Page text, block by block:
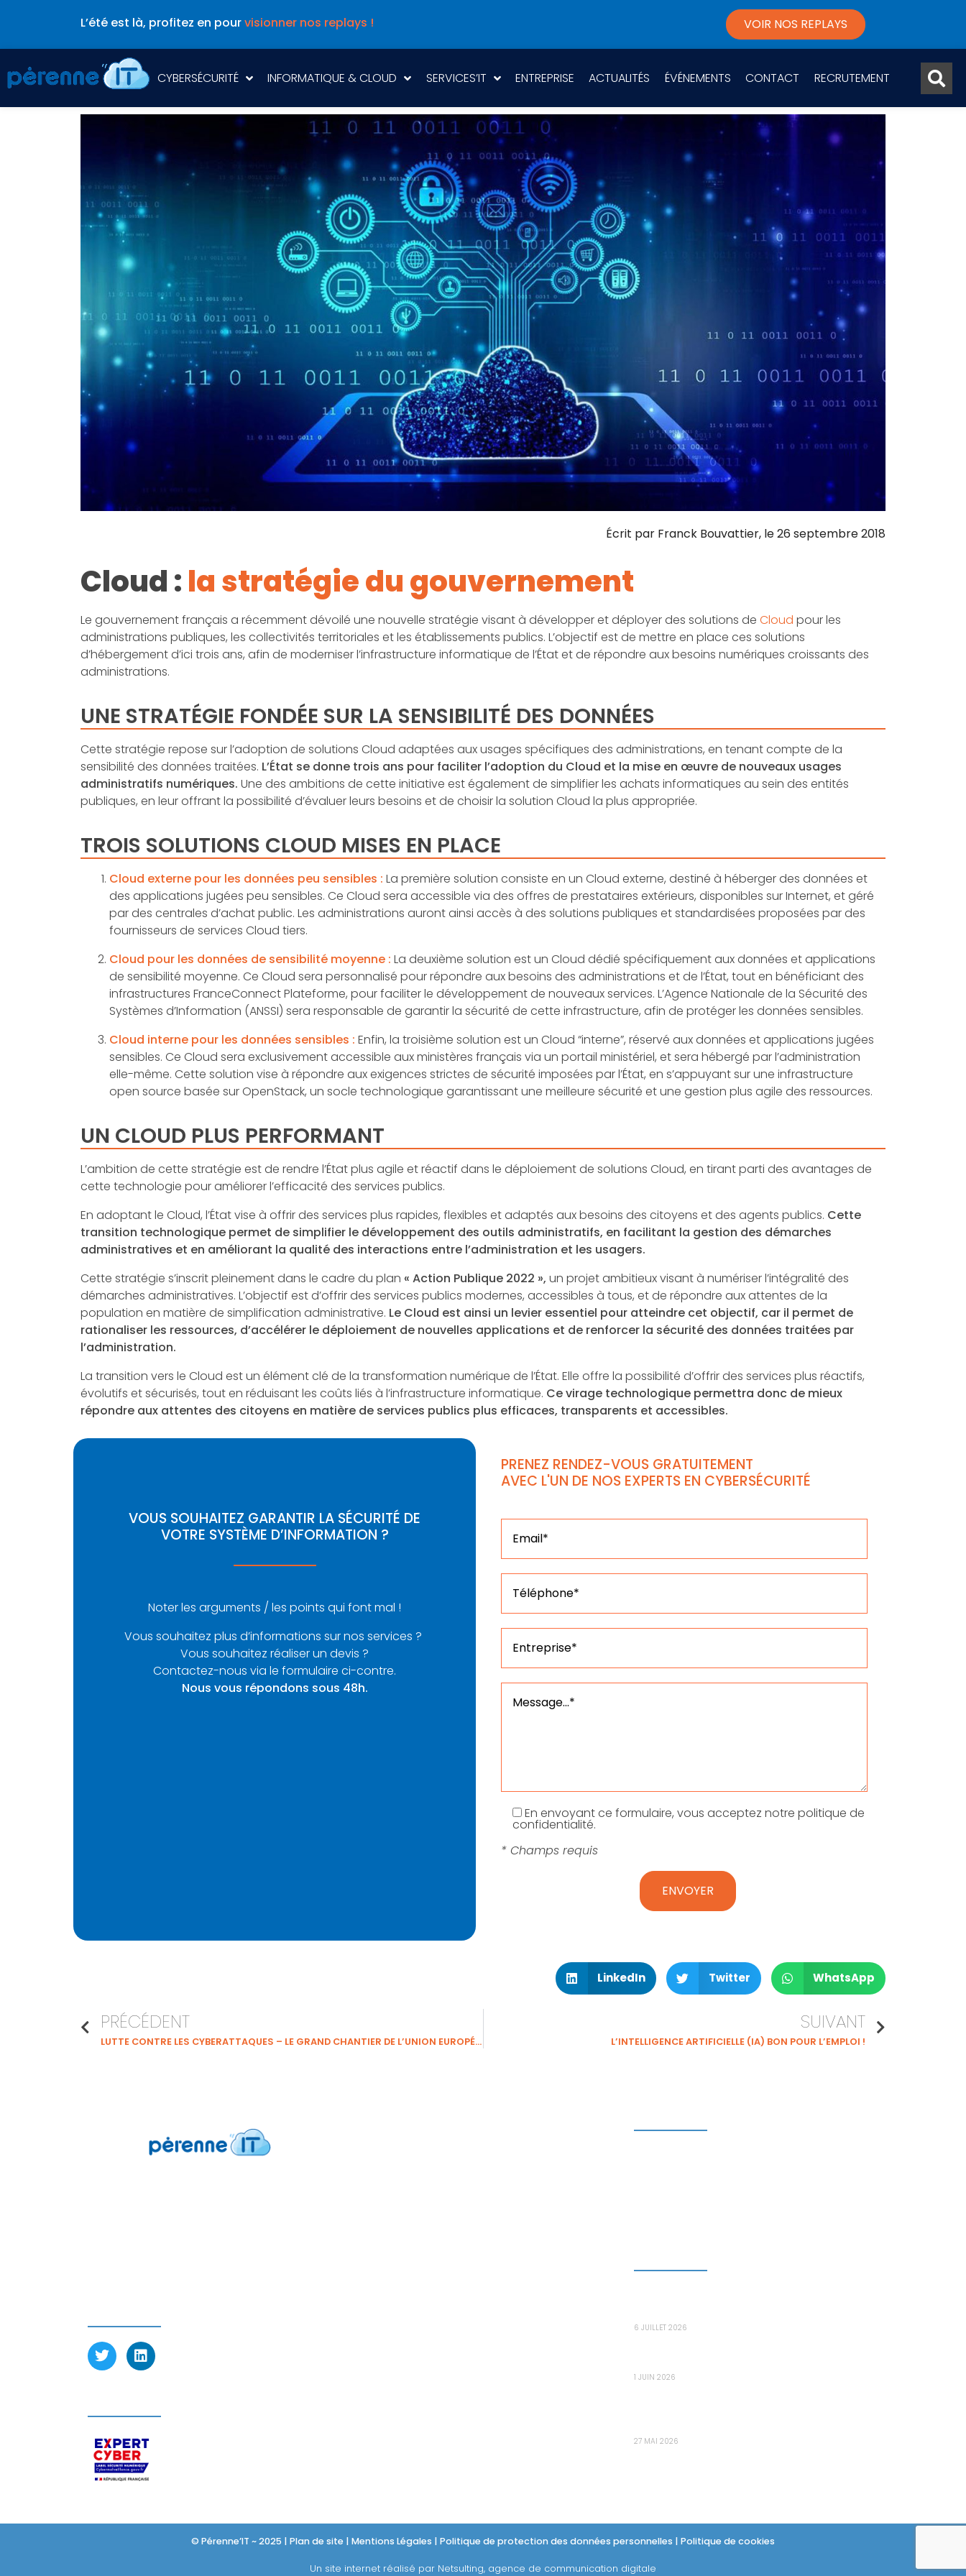
L’été est là, profitez en pourvisionner nos replays ! VOIR NOS REPLAYS
CYBERSÉCURITÉ INFORMATIQUE & CLOUD SERVICES’IT ENTREPRISE ACTUALITÉS ÉVÉNEMENTS CONTACT RECRUTEMENT
Écrit par Franck Bouvattier, le26 septembre 2018
Cloud :la stratégie du gouvernement
Le gouvernement français a récemment dévoilé une nouvelle stratégie visant à développer et déployer des solutions de Cloud pour les
administrations publiques, les collectivités territoriales et les établissements publics. L’objectif est de mettre en place ces solutions
d’hébergement d’ici trois ans, afin de moderniser l’infrastructure informatique de l’État et de répondre aux besoins numériques croissants des
administrations.
UNE STRATÉGIE FONDÉE SUR LA SENSIBILITÉ DES DONNÉES
Cette stratégie repose sur l’adoption de solutions Cloud adaptées aux usages spécifiques des administrations, en tenant compte de la
sensibilité des données traitées. L’État se donne trois ans pour faciliter l’adoption du Cloud et la mise en œuvre de nouveaux usages
administratifs numériques. Une des ambitions de cette initiative est également de simplifier les achats informatiques au sein des entités
publiques, en leur offrant la possibilité d’évaluer leurs besoins et de choisir la solution Cloud la plus appropriée.
TROIS SOLUTIONS CLOUD MISES EN PLACE
Cloud externe pour les données peu sensibles : La première solution consiste en un Cloud externe, destiné à héberger des données et
des applications jugées peu sensibles. Ce Cloud sera accessible via des offres de prestataires extérieurs, disponibles sur Internet, et géré
par des centrales d’achat public. Les administrations auront ainsi accès à des solutions publiques et standardisées proposées par des
fournisseurs de services Cloud tiers.
Cloud pour les données de sensibilité moyenne : La deuxième solution est un Cloud dédié spécifiquement aux données et applications
de sensibilité moyenne. Ce Cloud sera personnalisé pour répondre aux besoins des administrations et de l’État, tout en bénéficiant des
infrastructures FranceConnect Plateforme, pour faciliter le développement de nouveaux services. L’Agence Nationale de la Sécurité des
Systèmes d’Information (ANSSI) sera responsable de garantir la sécurité de cette infrastructure, afin de protéger les données sensibles.
Cloud interne pour les données sensibles : Enfin, la troisième solution est un Cloud “interne”, réservé aux données et applications jugées
sensibles. Ce Cloud sera exclusivement accessible aux ministères français via un portail ministériel, et sera hébergé par l’administration
elle-même. Cette solution vise à répondre aux exigences strictes de sécurité imposées par l’État, en s’appuyant sur une infrastructure
open source basée sur OpenStack, un socle technologique garantissant une meilleure sécurité et une gestion plus agile des ressources.
UN CLOUD PLUS PERFORMANT
L’ambition de cette stratégie est de rendre l’État plus agile et réactif dans le déploiement de solutions Cloud, en tirant parti des avantages de
cette technologie pour améliorer l’efficacité des services publics.
En adoptant le Cloud, l’État vise à offrir des services plus rapides, flexibles et adaptés aux besoins des citoyens et des agents publics. Cette
transition technologique permet de simplifier le développement des outils administratifs, en facilitant la gestion des démarches
administratives et en améliorant la qualité des interactions entre l’administration et les usagers.
Cette stratégie s’inscrit pleinement dans le cadre du plan « Action Publique 2022 », un projet ambitieux visant à numériser l’intégralité des
démarches administratives. L’objectif est d’offrir des services publics modernes, accessibles à tous, et de répondre aux attentes de la
population en matière de simplification administrative. Le Cloud est ainsi un levier essentiel pour atteindre cet objectif, car il permet de
rationaliser les ressources, d’accélérer le déploiement de nouvelles applications et de renforcer la sécurité des données traitées par
l’administration.
La transition vers le Cloud est un élément clé de la transformation numérique de l’État. Elle offre la possibilité d’offrir des services plus réactifs,
évolutifs et sécurisés, tout en réduisant les coûts liés à l’infrastructure informatique. Ce virage technologique permettra donc de mieux
répondre aux attentes des citoyens en matière de services publics plus efficaces, transparents et accessibles.
VOUS SOUHAITEZ GARANTIR LA SÉCURITÉ DE
VOTRE SYSTÈME D’INFORMATION ?
Noter les arguments / les points qui font mal !
Vous souhaitez plus d’informations sur nos services ?
Vous souhaitez réaliser un devis ?
Contactez-nous via le formulaire ci-contre.
Nous vous répondons sous 48h.
PRENEZ RENDEZ-VOUS GRATUITEMENT
AVEC L'UN DE NOS EXPERTS EN CYBERSÉCURITÉ
En envoyant ce formulaire, vous acceptez notre politique de
confidentialité.
* Champs requis
LinkedIn Twitter WhatsApp
PRÉCÉDENT
LUTTE CONTRE LES CYBERATTAQUES – LE GRAND CHANTIER DE L’UNION EUROPÉENNE
SUIVANT
L’INTELLIGENCE ARTIFICIELLE (IA) BON POUR L’EMPLOI !
6 JUILLET 2026
1 JUIN 2026
27 MAI 2026
© Pérenne’IT ~ 2025 | Plan de site | Mentions Légales | Politique de protection des données personnelles | Politique de cookies
Un site internet réalisé par Netsulting, agence de communication digitale